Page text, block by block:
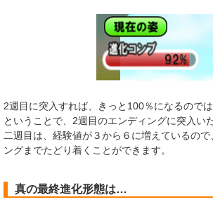
2週目に突入すれば、きっと100％になるので
ということで、2週目のエンディングに突入い
二週目は、経験値が３から６に増えているの
ングまでたどり着くことができます。
真の最終進化形態は…